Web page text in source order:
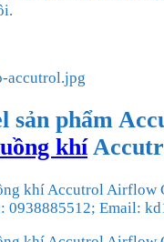
accutrol.jpg
sản phẩm
khí
khí Accutrol Airflow
0938885512; Email: